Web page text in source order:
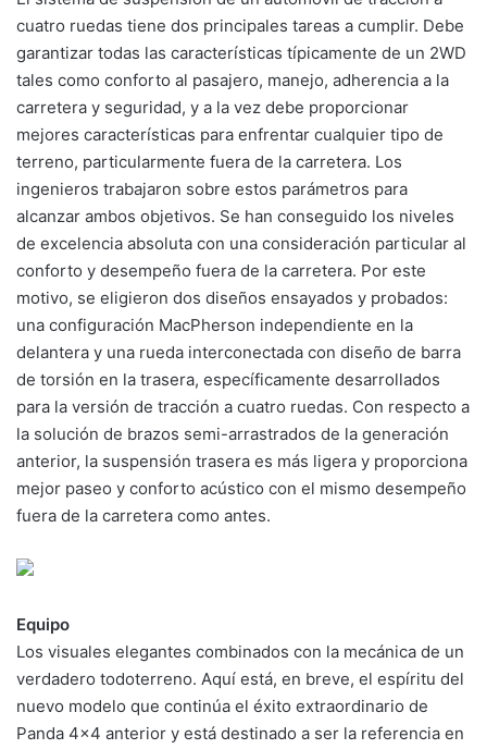
cuatro ruedas tiene dos principales tareas a cumplir. Debe
garantizar todas las características típicamente de un 2WD
tales como conforto al pasajero, manejo, adherencia a la
carretera y seguridad, y a la vez debe proporcionar
mejores características para enfrentar cualquier tipo de
terreno, particularmente fuera de la carretera. Los
ingenieros trabajaron sobre estos parámetros para
alcanzar ambos objetivos. Se han conseguido los niveles
de excelencia absoluta con una consideración particular al
conforto y desempeño fuera de la carretera. Por este
motivo, se eligieron dos diseños ensayados y probados:
una configuración MacPherson independiente en la
delantera y una rueda interconectada con diseño de barra
de torsión en la trasera, específicamente desarrollados
para la versión de tracción a cuatro ruedas. Con respecto a
la solución de brazos semi-arrastrados de la generación
anterior, la suspensión trasera es más ligera y proporciona
mejor paseo y conforto acústico con el mismo desempeño
fuera de la carretera como antes.
Equipo
Los visuales elegantes combinados con la mecánica de un
verdadero todoterreno. Aquí está, en breve, el espíritu del
nuevo modelo que continúa el éxito extraordinario de
Panda 4×4 anterior y está destinado a ser la referencia en